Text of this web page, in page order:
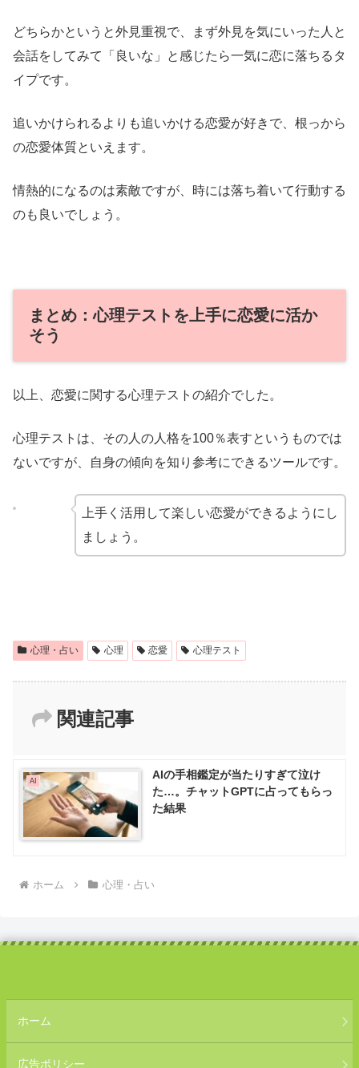
どちらかというと外見重視で、まず外見を気にいった人と
会話をしてみて「良いな」と感じたら一気に恋に落ちるタ
イプです。
追いかけられるよりも追いかける恋愛が好きで、根っから
の恋愛体質といえます。
情熱的になるのは素敵ですが、時には落ち着いて行動する
のも良いでしょう。
まとめ：心理テストを上手に恋愛に活か
そう
以上、恋愛に関する心理テストの紹介でした。
心理テストは、その人の人格を100％表すというものでは
ないですが、自身の傾向を知り参考にできるツールです。
上手く活用して楽しい恋愛ができるようにし
ましょう。
心理・占い 心理 恋愛 心理テスト
関連記事
AI
AIの手相鑑定が当たりすぎて泣け
た…。チャットGPTに占ってもらっ
た結果
ホーム 心理・占い
ホーム
広告ポリシー